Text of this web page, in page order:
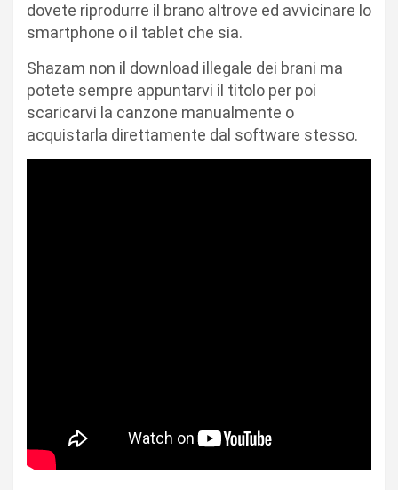
dovete riprodurre il brano altrove ed avvicinare lo
smartphone o il tablet che sia.
Shazam non il download illegale dei brani ma
potete sempre appuntarvi il titolo per poi
scaricarvi la canzone manualmente o
acquistarla direttamente dal software stesso.